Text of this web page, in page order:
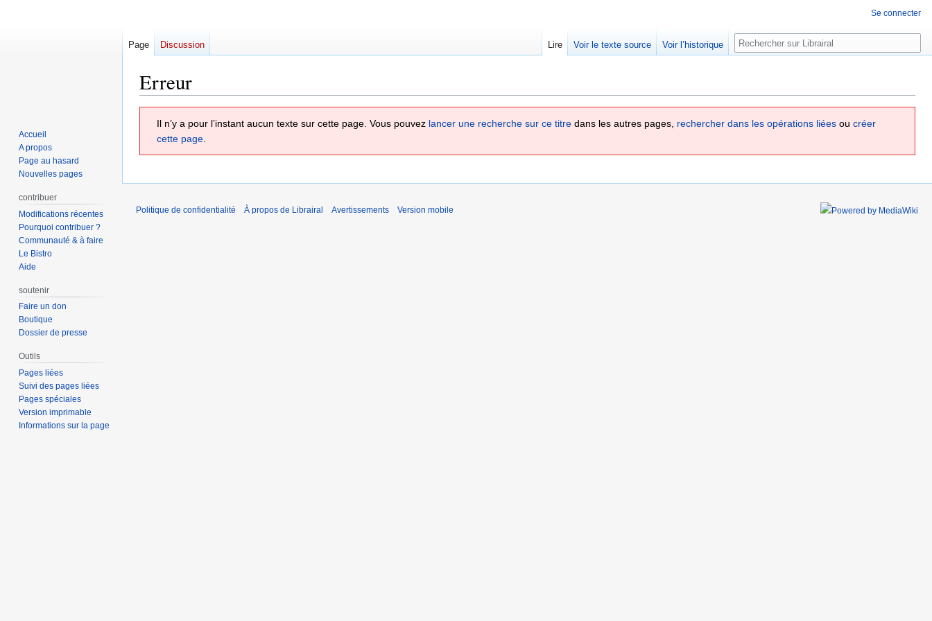
Erreur
Il n’y a pour l’instant aucun texte sur cette page. Vous pouvez lancer une recherche sur ce titre dans les autres pages, rechercher dans les opérations liées ou créer
cette page.
Se connecter
Page Discussion Lire Voir le texte source Voir l’historique Rechercher
Accueil
A propos
Page au hasard
Nouvelles pages
contribuer
Modifications récentes
Pourquoi contribuer ?
Communauté & à faire
Le Bistro
Aide
soutenir
Faire un don
Boutique
Dossier de presse
Outils
Pages liées
Suivi des pages liées
Pages spéciales
Version imprimable
Informations sur la page
Politique de confidentialité À propos de Librairal Avertissements Version mobile